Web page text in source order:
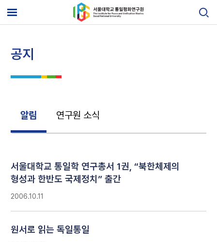
to
content
기
공지
알림 연구원 소식
서울대학교 통일학 연구총서 1권, “북한체제의
형성과 한반도 국제정치” 출간
2006.10.11
원서로 읽는 독일통일